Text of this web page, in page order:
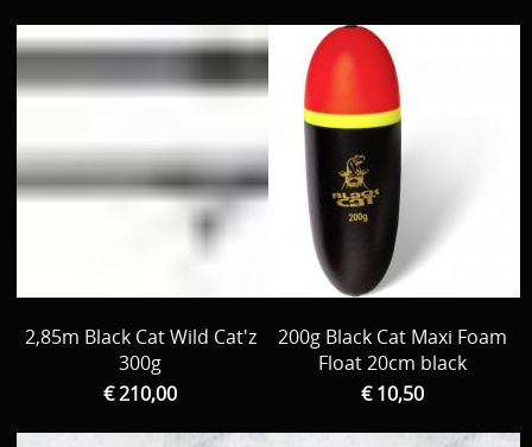
2,85m Black Cat Wild Cat'z
300g
€ 210,00
200g Black Cat Maxi Foam
Float 20cm black
€ 10,50